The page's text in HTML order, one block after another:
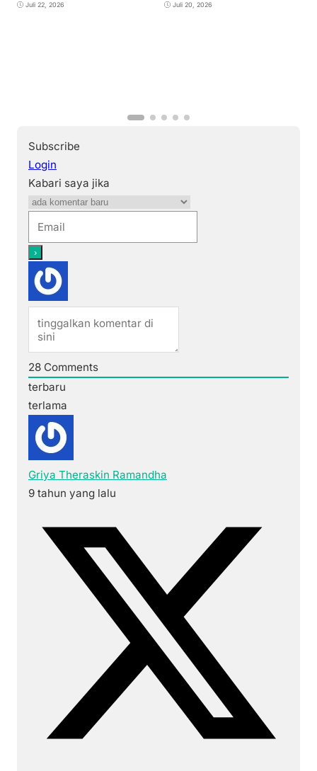
Juli 22, 2026 Juli 20, 2026
Subscribe
Login
Kabari saya jika
28 Comments
terbaru
terlama
Griya Theraskin Ramandha
9 tahun yang lalu